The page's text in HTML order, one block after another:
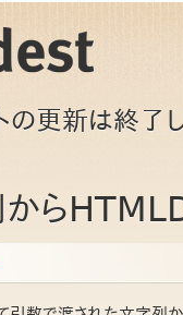
の更新は終了
ら